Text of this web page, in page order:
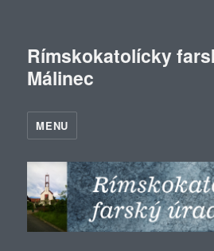
Rímskokatolícky
Málinec
MENU